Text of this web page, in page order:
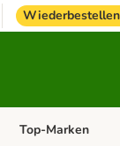
Wiederbestellen
Vogel
Kategorie-Menü
Top-Marken